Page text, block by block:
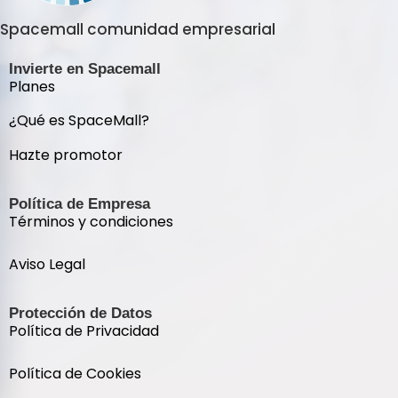
Spacemall comunidad empresarial
Invierte en Spacemall
Planes
¿Qué es SpaceMall?
Hazte promotor
Política de Empresa
Términos y condiciones
Aviso Legal
Protección de Datos
Política de Privacidad
Política de Cookies